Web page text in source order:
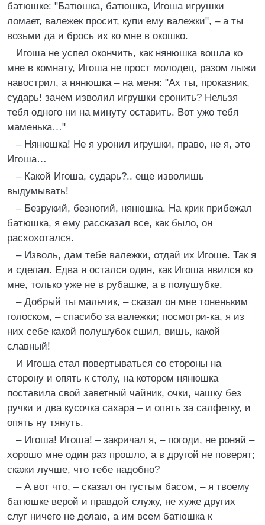
батюшке: "Батюшка, батюшка, Игоша игрушки
ломает, валежек просит, купи ему валежки", – а ты
возьми да и брось их ко мне в окошко.
Игоша не успел окончить, как нянюшка вошла ко
мне в комнату, Игоша не прост молодец, разом лыжи
навострил, а нянюшка – на меня: "Ах ты, проказник,
сударь! зачем изволил игрушки сронить? Нельзя
тебя одного ни на минуту оставить. Вот ужо тебя
маменька…"
– Нянюшка! Не я уронил игрушки, право, не я, это
Игоша…
– Какой Игоша, сударь?.. еще изволишь
выдумывать!
– Безрукий, безногий, нянюшка. На крик прибежал
батюшка, я ему рассказал все, как было, он
расхохотался.
– Изволь, дам тебе валежки, отдай их Игоше. Так я
и сделал. Едва я остался один, как Игоша явился ко
мне, только уже не в рубашке, а в полушубке.
– Добрый ты мальчик, – сказал он мне тоненьким
голоском, – спасибо за валежки; посмотри-ка, я из
них себе какой полушубок сшил, вишь, какой
славный!
И Игоша стал повертываться со стороны на
сторону и опять к столу, на котором нянюшка
поставила свой заветный чайник, очки, чашку без
ручки и два кусочка сахара – и опять за салфетку, и
опять ну тянуть.
– Игоша! Игоша! – закричал я, – погоди, не роняй –
хорошо мне один раз прошло, а в другой не поверят;
скажи лучше, что тебе надобно?
– А вот что, – сказал он густым басом, – я твоему
батюшке верой и правдой служу, не хуже других
слуг ничего не делаю, а им всем батюшка к